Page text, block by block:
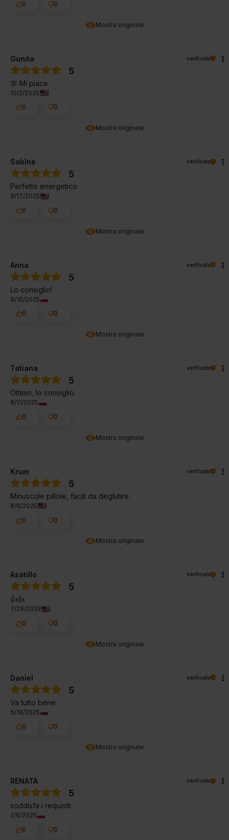
Mostra originale
0
0
Mostra originale
Gunita verificato
5
💯 Mi piace
10/2/2025
0
0
Mostra originale
Sabīne verificato
5
Perfetto energetico
9/17/2025
0
0
Mostra originale
Anna verificato
5
Lo consiglio!
9/16/2025
0
0
Mostra originale
Tatiana verificato
5
Ottimo, lo consiglio.
8/11/2025
0
0
Mostra originale
Krum verificato
5
Minuscole pillole, facili da deglutire.
8/6/2025
0
0
Mostra originale
Asatillo verificato
5
👍️👍️
7/29/2025
0
0
Mostra originale
Daniel verificato
5
Va tutto bene
6/18/2025
0
0
RENATA verificato
5
soddisfa i requisiti
2/6/2025
0
0